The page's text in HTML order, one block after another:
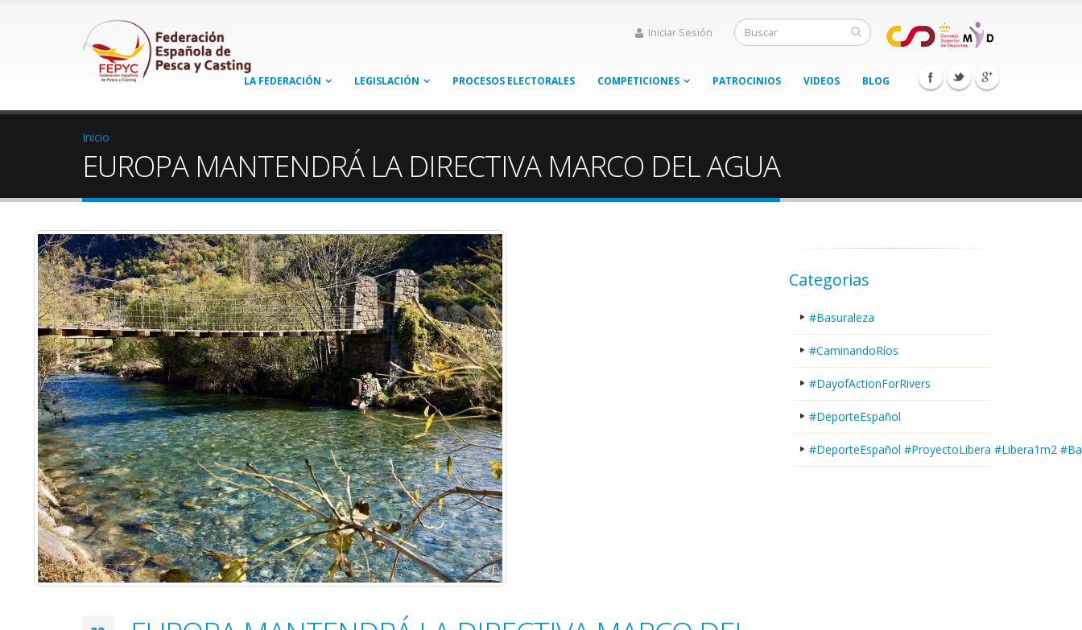
Iniciar Sesión
LA FEDERACIÓN LEGISLACIÓN PROCESOS ELECTORALES COMPETICIONES PATROCINIOS VIDEOS BLOG
Inicio
EUROPA MANTENDRÁ LA DIRECTIVA MARCO DEL AGUA
Categorias
#Basuraleza
#CaminandoRíos
#DayofActionForRivers
#DeporteEspañol
#DeporteEspañol #ProyectoLibera #Libera1m2